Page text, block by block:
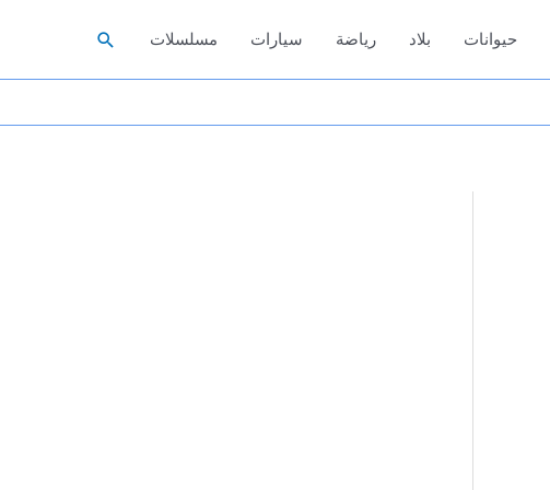
حيوانات بلاد رياضة سيارات مسلسلات البحث